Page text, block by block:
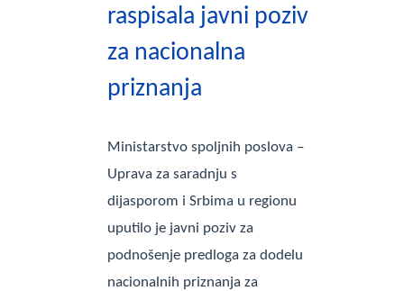
raspisala javni poziv
za nacionalna
priznanja
Ministarstvo spoljnih poslova –
Uprava za saradnju s
dijasporom i Srbima u regionu
uputilo je javni poziv za
podnošenje predloga za dodelu
nacionalnih priznanja za